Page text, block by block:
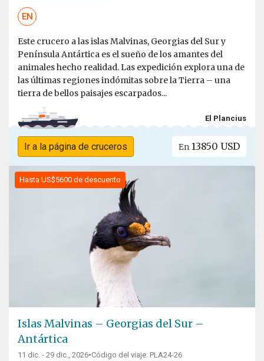
EN
Este crucero a las islas Malvinas, Georgias del Sur y
Península Antártica es el sueño de los amantes del
animales hecho realidad. Las expedición explora una de
las últimas regiones indómitas sobre la Tierra – una
tierra de bellos paisajes escarpados...
El Plancius
Ir a la página de cruceros En 13850 USD
Hasta US$5600 de descuento
Islas Malvinas – Georgias del Sur –
Antártica
11 dic. - 29 dic., 2026•Código del viaje: PLA24-26